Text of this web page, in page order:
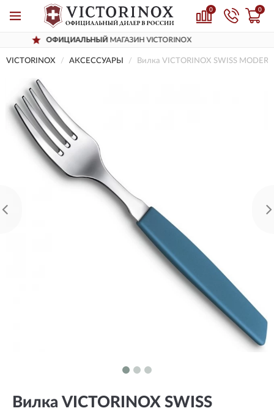
0 0
МАГАЗИН VICTORINOX
VICTORINOX AКСЕССУАРЫ Вилка VICTORINOX SWISS
Вилка VICTORINOX SWISS